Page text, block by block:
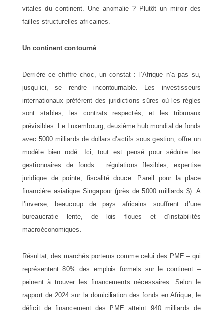
vitales du continent. Une anomalie ? Plutôt un miroir des
failles structurelles africaines.
Un continent contourné
Derrière ce chiffre choc, un constat : l’Afrique n’a pas su,
jusqu’ici, se rendre incontournable. Les investisseurs
internationaux préfèrent des juridictions sûres où les règles
sont stables, les contrats respectés, et les tribunaux
prévisibles. Le Luxembourg, deuxième hub mondial de fonds
avec 5000 milliards de dollars d’actifs sous gestion, offre un
modèle bien rodé. Ici, tout est pensé pour séduire les
gestionnaires de fonds : régulations flexibles, expertise
juridique de pointe, fiscalité douce. Pareil pour la place
financière asiatique Singapour (près de 5000 milliards $). A
l’inverse, beaucoup de pays africains souffrent d’une
bureaucratie lente, de lois floues et d’instabilités
macroéconomiques.
Résultat, des marchés porteurs comme celui des PME – qui
représentent 80% des emplois formels sur le continent –
peinent à trouver les financements nécessaires. Selon le
rapport de 2024 sur la domiciliation des fonds en Afrique, le
déficit de financement des PME atteint 940 milliards de